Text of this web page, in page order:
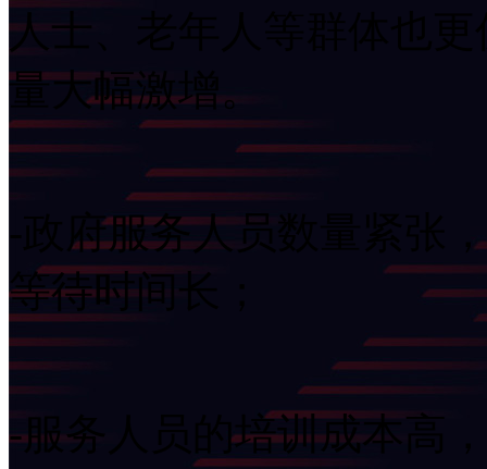
人士、老年人等群体也
量大幅激增。
-政府服务人员数量紧张
等待时间长；
-服务人员的培训成本高